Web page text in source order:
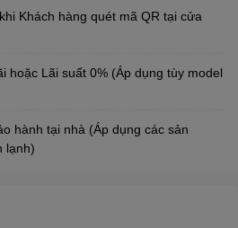
Khách hàng quét mã QR tại cửa
hoặc Lãi suất 0% (Áp dụng tùy model
hành tại nhà (Áp dụng các sản
lạnh)